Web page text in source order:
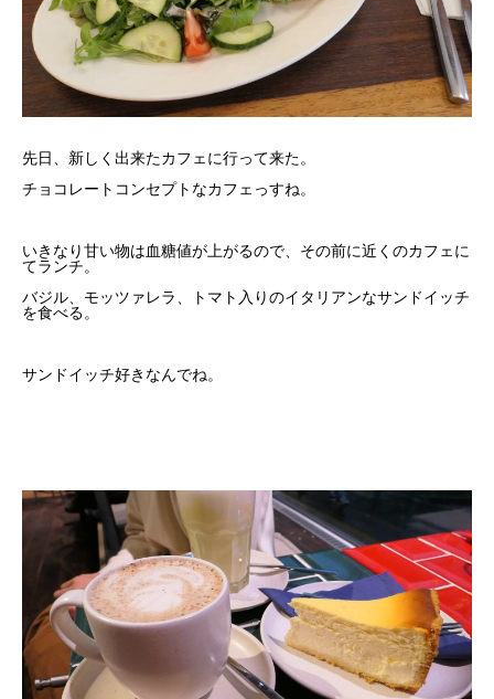
先日、新しく出来たカフェに行って来た。
チョコレートコンセプトなカフェっすね。
いきなり甘い物は血糖値が上がるので、その前に近くのカフェに
てランチ。
バジル、モッツァレラ、トマト入りのイタリアンなサンドイッチ
を食べる。
サンドイッチ好きなんでね。